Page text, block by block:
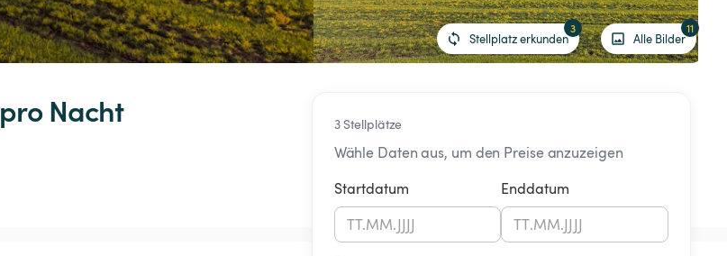
Alle Bilder
11
Stellplatz erkunden
3
pro Nacht 3 Stellplätze
Wähle Daten aus, um den Preise anzuzeigen
Startdatum
TT.MM.JJJJ
Enddatum
TT.MM.JJJJ